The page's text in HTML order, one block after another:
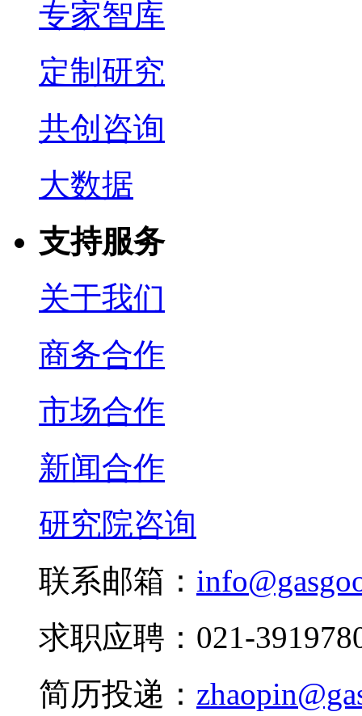
专家智库
定制研究
共创咨询
大数据
支持服务
关于我们
商务合作
市场合作
新闻合作
研究院咨询
联系邮箱：
求职应聘：021-
简历投递：